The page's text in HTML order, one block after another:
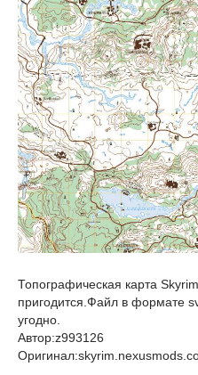
Топографическая карта
пригодится.Файл в формате
угодно.
Автор:z993126